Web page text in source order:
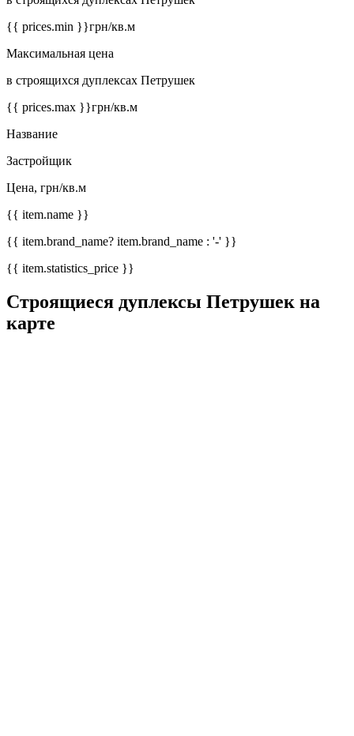
{{ prices.min }}грн/кв.м
Максимальная цена
в строящихся дуплексах Петрушек
{{ prices.max }}грн/кв.м
Название
Застройщик
Цена, грн/кв.м
{{ item.name }}
{{ item.brand_name? item.brand_name : '-' }}
{{ item.statistics_price }}
Строящиеся дуплексы Петрушек на
карте